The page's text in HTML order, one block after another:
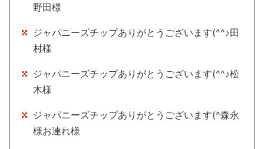
野田様
ジャパニーズチップありがとうございます(^^♪田
村様
ジャパニーズチップありがとうございます(^^♪松
木様
ジャパニーズチップありがとうございます(^森永
様お連れ様